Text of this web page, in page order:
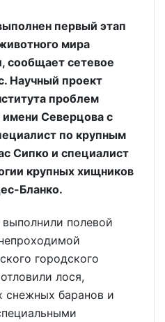
первый этап
мира
сообщает сетевое
Научный проект
проблем
Северцова с
по крупным
Сипко и специалист
крупных хищников
Бланко.
полевой
городского
лося,
снежных баранов и